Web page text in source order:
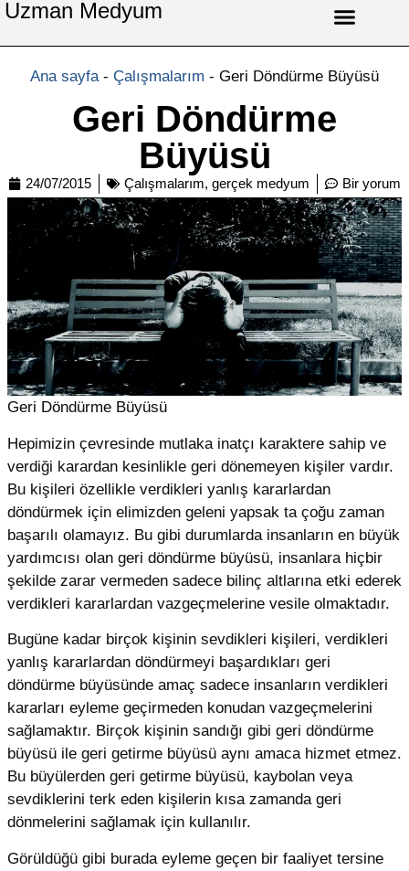
Uzman Medyum
Ana sayfa- Çalışmalarım - Geri Döndürme Büyüsü
Geri Döndürme
Büyüsü
24/07/2015 Çalışmalarım, gerçek medyum Bir yorum
Geri Döndürme Büyüsü
Hepimizin çevresinde mutlaka inatçı karaktere sahip ve
verdiği karardan kesinlikle geri dönemeyen kişiler vardır.
Bu kişileri özellikle verdikleri yanlış kararlardan
döndürmek için elimizden geleni yapsak ta çoğu zaman
başarılı olamayız. Bu gibi durumlarda insanların en büyük
yardımcısı olan geri döndürme büyüsü, insanlara hiçbir
şekilde zarar vermeden sadece bilinç altlarına etki ederek
verdikleri kararlardan vazgeçmelerine vesile olmaktadır.
Bugüne kadar birçok kişinin sevdikleri kişileri, verdikleri
yanlış kararlardan döndürmeyi başardıkları geri
döndürme büyüsünde amaç sadece insanların verdikleri
kararları eyleme geçirmeden konudan vazgeçmelerini
sağlamaktır. Birçok kişinin sandığı gibi geri döndürme
büyüsü ile geri getirme büyüsü aynı amaca hizmet etmez.
Bu büyülerden geri getirme büyüsü, kaybolan veya
sevdiklerini terk eden kişilerin kısa zamanda geri
dönmelerini sağlamak için kullanılır.
Görüldüğü gibi burada eyleme geçen bir faaliyet tersine